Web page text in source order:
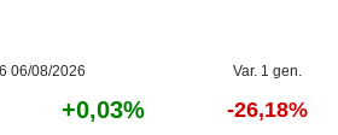
06/08/2026 Var. 1 gen.
+0,03% -26,18%